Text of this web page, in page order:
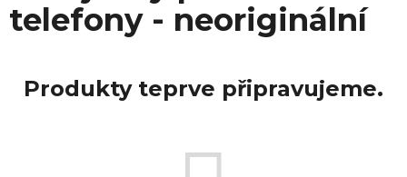
telefony - neoriginální
Produkty teprve připravujeme.